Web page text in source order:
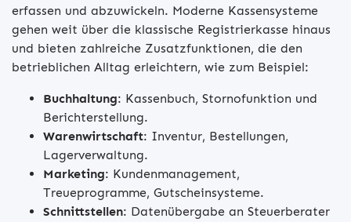
erfassen und abzuwickeln. Moderne Kassensysteme
gehen weit über die klassische Registrierkasse hinaus
und bieten zahlreiche Zusatzfunktionen, die den
betrieblichen Alltag erleichtern, wie zum Beispiel:
Buchhaltung: Kassenbuch, Stornofunktion und
Berichterstellung.
Warenwirtschaft: Inventur, Bestellungen,
Lagerverwaltung.
Marketing: Kundenmanagement,
Treueprogramme, Gutscheinsysteme.
Schnittstellen: Datenübergabe an Steuerberater